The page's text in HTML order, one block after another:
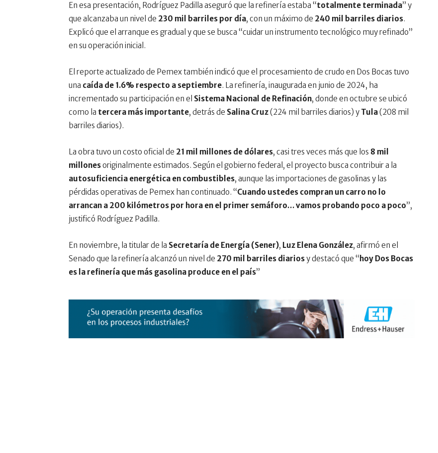
En esa presentación, Rodríguez Padilla aseguró que la refinería estaba “totalmente terminada” y
que alcanzaba un nivel de 230 mil barriles por día, con un máximo de 240 mil barriles diarios.
Explicó que el arranque es gradual y que se busca “cuidar un instrumento tecnológico muy refinado”
en su operación inicial.
El reporte actualizado de Pemex también indicó que el procesamiento de crudo en Dos Bocas tuvo
una caída de 1.6% respecto a septiembre. La refinería, inaugurada en junio de 2024, ha
incrementado su participación en el Sistema Nacional de Refinación, donde en octubre se ubicó
como la tercera más importante, detrás de Salina Cruz(224 mil barriles diarios) y Tula(208 mil
barriles diarios).
La obra tuvo un costo oficial de 21 mil millones de dólares, casi tres veces más que los 8 mil
millonesoriginalmente estimados. Según el gobierno federal, el proyecto busca contribuir a la
autosuficiencia energética en combustibles, aunque las importaciones de gasolinas y las
pérdidas operativas de Pemex han continuado. “Cuando ustedes compran un carro no lo
arrancan a 200 kilómetros por hora en el primer semáforo… vamos probando poco a poco”,
justificó Rodríguez Padilla.
En noviembre, la titular de la Secretaría de Energía (Sener), Luz Elena González, afirmó en el
Senado que la refinería alcanzó un nivel de 270 mil barriles diariosy destacó que “ hoy Dos Bocas
es la refinería que más gasolina produce en el país”